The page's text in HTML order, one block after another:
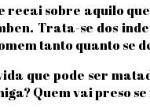
sobre aquilo
Trata-se dos
tanto quanto
que pode ser
Quem vai preso